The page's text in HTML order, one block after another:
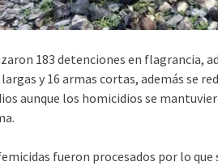
183 detenciones en flagrancia,
y 16 armas cortas, además se
aunque los homicidios se
fueron procesados por lo